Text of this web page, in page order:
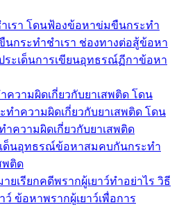
เรา โดนฟ้องข้อหาข่มขืนกระทำ
นกระทำชำเรา ช่องทางต่อสู้ข้อหา
ระเด็นการเขียนอุทธรณ์ฏีกาข้อหา
วามผิดเกี่ยวกับยาเสพติด โดน
ำความผิดเกี่ยวกับยาเสพติด โดน
ความผิดเกี่ยวกับยาเสพติด
ด็นอุทธรณ์ข้อหาสมคบกันกระทำ
พติด
ยเรียกคดีพรากผู้เยาว์ทำอย่าไร วิธี
ว์ ข้อหาพรากผู้เยาว์เพื่อการ